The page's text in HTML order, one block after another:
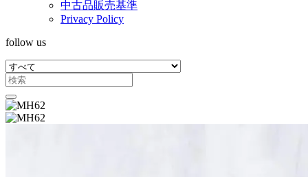
中古品販売基準
Privacy Policy
follow us